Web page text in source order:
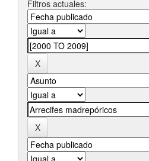
Filtros actuales: